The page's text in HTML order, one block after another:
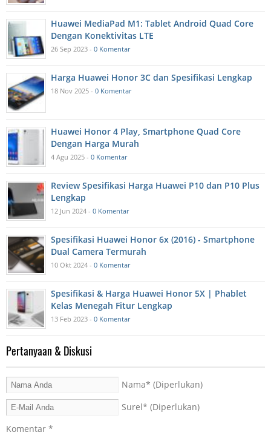
Huawei MediaPad M1: Tablet Android Quad Core
Dengan Konektivitas LTE
26 Sep 2023 - 0 Komentar
Harga Huawei Honor 3C dan Spesifikasi Lengkap
18 Nov 2025 - 0 Komentar
Huawei Honor 4 Play, Smartphone Quad Core
Dengan Harga Murah
4 Agu 2025 - 0 Komentar
Review Spesifikasi Harga Huawei P10 dan P10 Plus
Lengkap
12 Jun 2024 - 0 Komentar
Spesifikasi Huawei Honor 6x (2016) - Smartphone
Dual Camera Termurah
10 Okt 2024 - 0 Komentar
Spesifikasi & Harga Huawei Honor 5X | Phablet
Kelas Menegah Fitur Lengkap
13 Feb 2023 - 0 Komentar
Pertanyaan & Diskusi
Nama* (Diperlukan)
Surel* (Diperlukan)
Komentar *